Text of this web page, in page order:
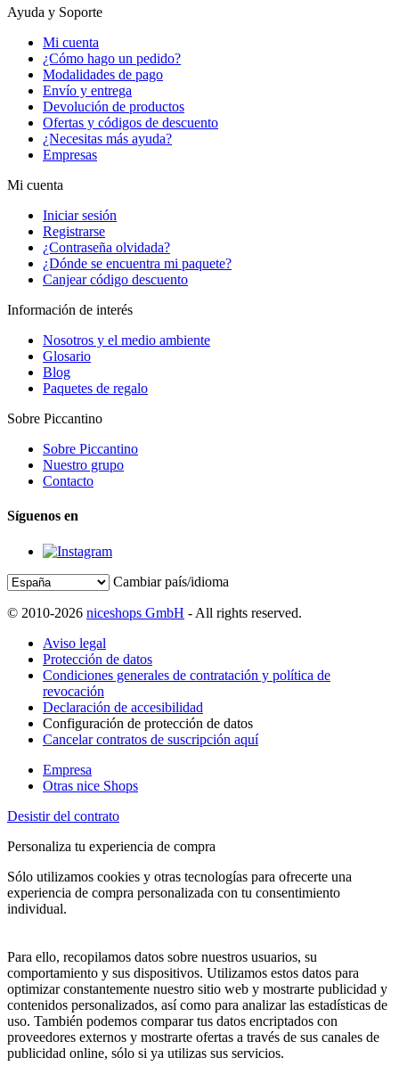
Ayuda y Soporte
Mi cuenta
¿Cómo hago un pedido?
Modalidades de pago
Envío y entrega
Devolución de productos
Ofertas y códigos de descuento
¿Necesitas más ayuda?
Empresas
Mi cuenta
Iniciar sesión
Registrarse
¿Contraseña olvidada?
¿Dónde se encuentra mi paquete?
Canjear código descuento
Información de interés
Nosotros y el medio ambiente
Glosario
Blog
Paquetes de regalo
Sobre Piccantino
Sobre Piccantino
Nuestro grupo
Contacto
Síguenos en
Cambiar país/idioma
© 2010-2026 niceshops GmbH - All rights reserved.
Aviso legal
Protección de datos
Condiciones generales de contratación y política de
revocación
Declaración de accesibilidad
Configuración de protección de datos
Cancelar contratos de suscripción aquí
Empresa
Otras nice Shops
Desistir del contrato
Personaliza tu experiencia de compra
Sólo utilizamos cookies y otras tecnologías para ofrecerte una
experiencia de compra personalizada con tu consentimiento
individual.
Para ello, recopilamos datos sobre nuestros usuarios, su
comportamiento y sus dispositivos. Utilizamos estos datos para
optimizar constantemente nuestro sitio web y mostrarte publicidad y
contenidos personalizados, así como para analizar las estadísticas de
uso. También podemos comparar tus datos encriptados con
proveedores externos y mostrarte ofertas a través de sus canales de
publicidad online, sólo si ya utilizas sus servicios.